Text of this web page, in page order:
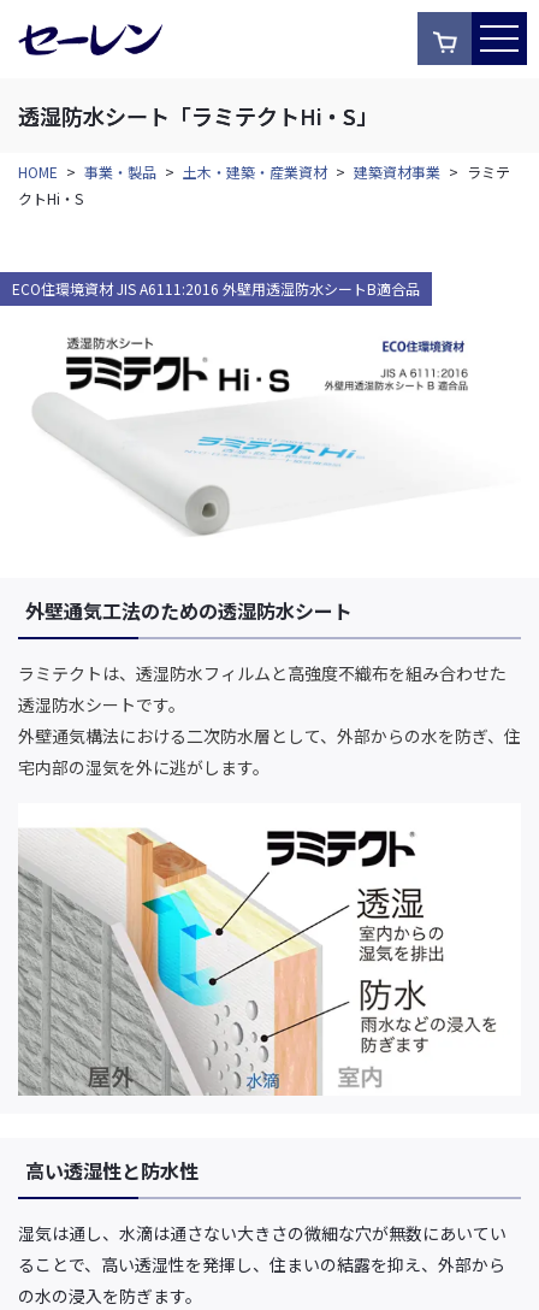
透湿防水シート「ラミテクトHi・S」
HOME > 事業・製品 > 土木・建築・産業資材 > 建築資材事業 > ラミテ
クトHi・S
ECO住環境資材 JIS A6111:2016 外壁用透湿防水シートB適合品
外壁通気工法のための透湿防水シート
ラミテクトは、透湿防水フィルムと高強度不織布を組み合わせた
透湿防水シートです。
外壁通気構法における二次防水層として、外部からの水を防ぎ、住
宅内部の湿気を外に逃がします。
高い透湿性と防水性
湿気は通し、水滴は通さない大きさの微細な穴が無数にあいてい
ることで、高い透湿性を発揮し、住まいの結露を抑え、外部から
の水の浸入を防ぎます。